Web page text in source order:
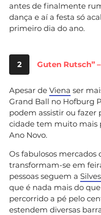
antes de finalmente
dança e aí a festa só
primeiro dia do ano.
2 Guten Rutsch”
Apesar de Viena ser
Grand Ball no Hofburg
podem assistir ou fazer
cidade tem muito mais
Ano Novo.
Os fabulosos mercados
transformam-se em
pessoas seguem a
que é nada mais do
percorrido a pé pelo
estendem diversas